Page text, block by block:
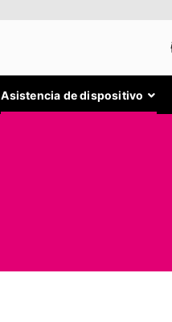
Asistencia de dispositivo